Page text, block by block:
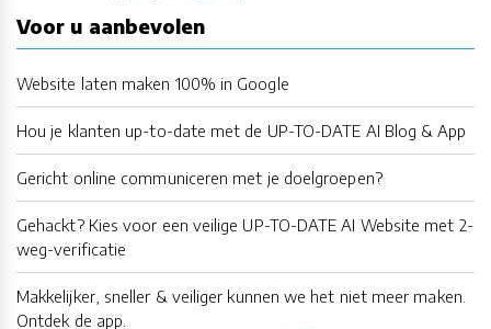
Voor u aanbevolen
Website laten maken 100% in Google
Hou je klanten up-to-date met de UP-TO-DATE AI Blog & App
Gericht online communiceren met je doelgroepen?
Gehackt? Kies voor een veilige UP-TO-DATE AI Website met 2-
weg-verificatie
Makkelijker, sneller & veiliger kunnen we het niet meer maken.
Ontdek de app.